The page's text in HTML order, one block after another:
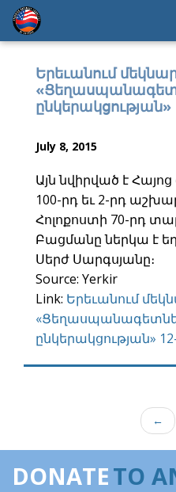
Երեւանում
July 8, 2015
Այն նվիրված է
100-րդ եւ 2-րդ
Հոլոքոստի 70-րդ
Բացմանը ներկա է
Սերժ Սարգսյանը։
Source: Yerkir
Link: Երեւանում
ընկերակցության»
←
DONATETO